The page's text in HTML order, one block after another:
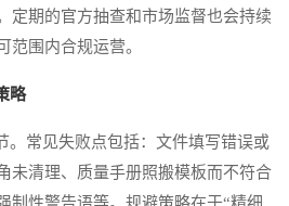
定期的官方抽查和市场监督也会持续
范围内合规运营。
略
常见失败点包括：文件填写错误或
未清理、质量手册照搬模板而不符合